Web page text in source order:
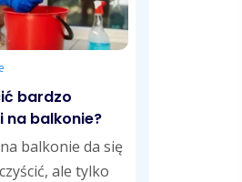
bardzo
na balkonie?
balkonie da się
ale tylko